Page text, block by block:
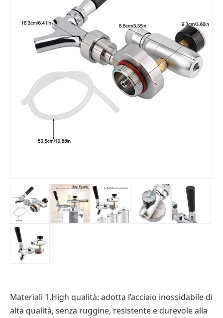
Materiali 1.High qualità: adotta l’acciaio inossidabile di
alta qualità, senza ruggine, resistente e durevole alla